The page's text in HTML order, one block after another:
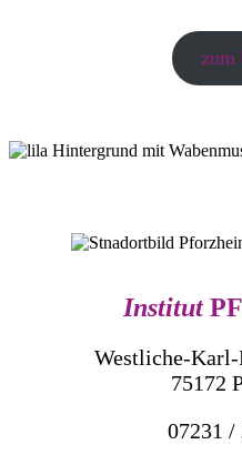
zum
Institut
Westliche-
75172
07231 /